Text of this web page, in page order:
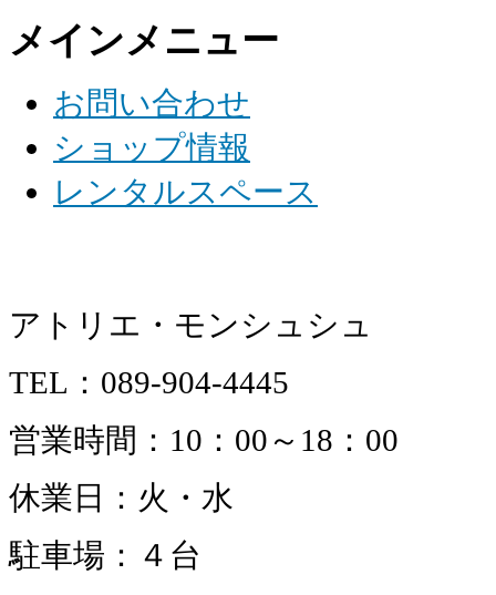
メインメニュー
お問い合わせ
ショップ情報
レンタルスペース
アトリエ・モンシュシュ
TEL：089-904-4445
営業時間：10：00～18：00
休業日：火・水
駐車場：４台